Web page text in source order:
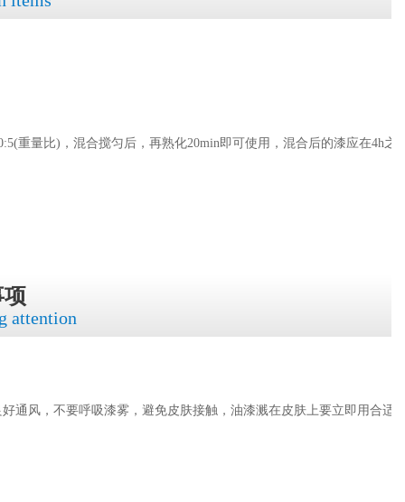
重量比)，混合搅匀后，再熟化20min即可使用，混合后的漆应在4h之
项
attention
通风，不要呼吸漆雾，避免皮肤接触，油漆溅在皮肤上要立即用合适